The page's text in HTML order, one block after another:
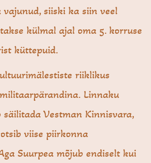
vajunud, siiski ka siin veel
külmal ajal oma 5. korruse
küttepuid.
riiklikus
Linnaku
Vestman Kinnisvara,
viise piirkonna
Suurpea mõjub endiselt kui